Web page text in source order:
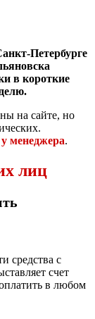
Петербурге
в короткие
на сайте, но
менеджера.
лиц
средства с
счет
в любом